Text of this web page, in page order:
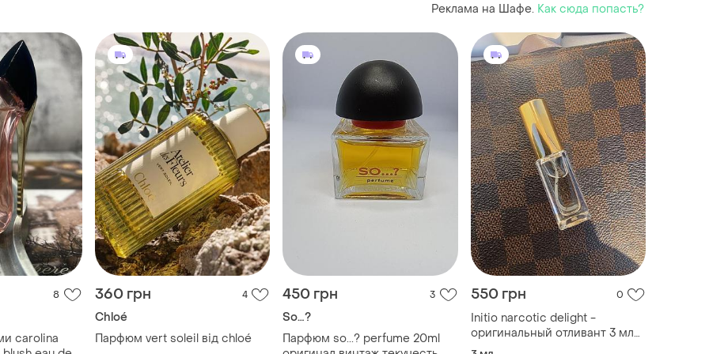
Реклама на Шафе. Как сюда попасть?
8
carolina
360 грн 4
Chloé
Парфюм vert soleil від chloé
450 грн 3
So…?
Парфюм so...? perfume 20ml
550 грн 0
Initio narcotic delight -
оригинальный отливант 3 мл
(nisha parfume)